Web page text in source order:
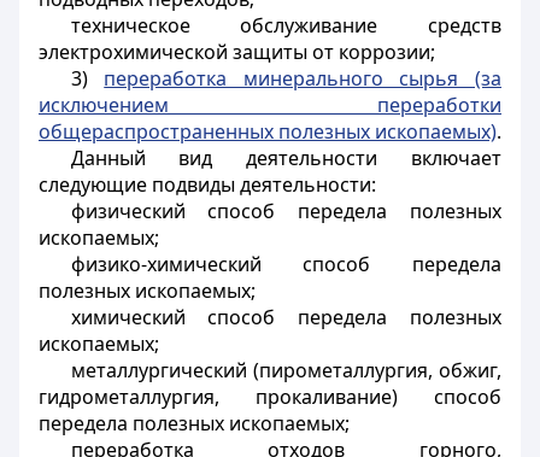
техническое обслуживание средств
электрохимической защиты от коррозии;
3) переработка минерального сырья (за
исключением переработки
общераспространенных полезных ископаемых).
Данный вид деятельности включает
следующие подвиды деятельности:
физический способ передела полезных
ископаемых;
физико-химический способ передела
полезных ископаемых;
химический способ передела полезных
ископаемых;
металлургический (пирометаллургия, обжиг,
гидрометаллургия, прокаливание) способ
передела полезных ископаемых;
переработка отходов горного,